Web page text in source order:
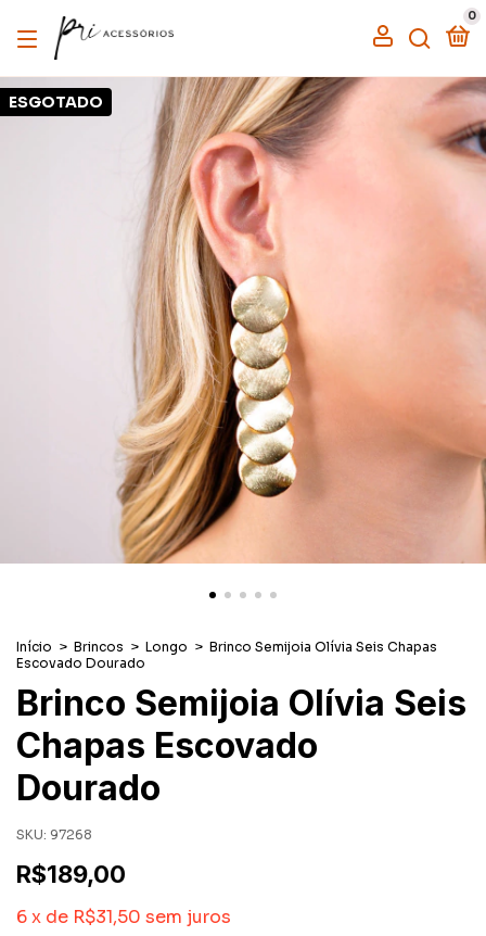
0
ESGOTADO
Início > Brincos > Longo > Brinco Semijoia Olívia Seis Chapas
Escovado Dourado
Brinco Semijoia Olívia Seis
Chapas Escovado
Dourado
SKU: 97268
R$189,00
6x de R$31,50 sem juros